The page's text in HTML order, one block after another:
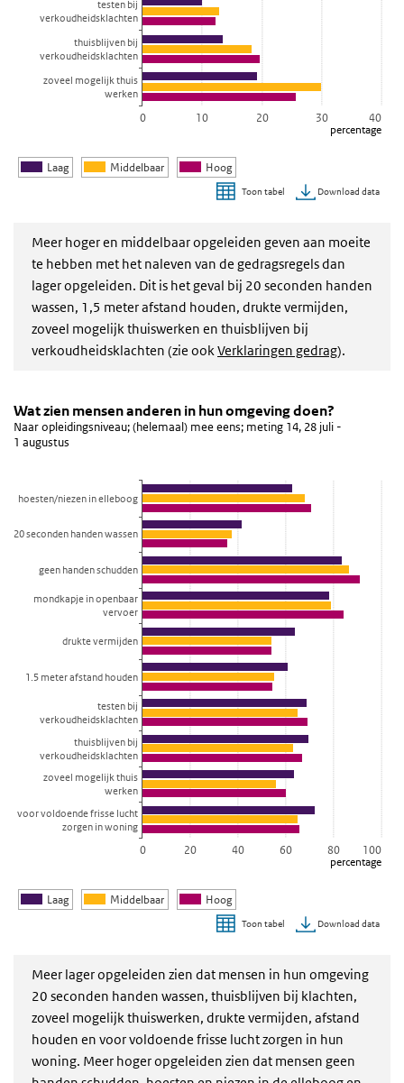
percentage
Laag Middelbaar Hoog
0 10 20 30 40
testen bij
verkoudheidsklachten
thuisblijven bij
verkoudheidsklachten
zoveel mogelijk thuis
werken
Toon tabel Download data
Meer hoger en middelbaar opgeleiden geven aan moeite
te hebben met het naleven van de gedragsregels dan
lager opgeleiden. Dit is het geval bij 20 seconden handen
wassen, 1,5 meter afstand houden, drukte vermijden,
zoveel mogelijk thuiswerken en thuisblijven bij
verkoudheidsklachten (zie ookVerklaringen gedrag).
Andere omgeving naar opleiding
Sla de grafiek 'Wat zien mensen anderen in hun omgeving
Wat zien mensen anderen in hun omgeving doen?
Staaf grafiek met 3 reeksen.
Bekijk als data tabel.
De grafiek heeft 1 X-as die categories weergeeft.
De grafiek heeft 1 Y-as die percentage weergeeft.
percentage
Wat zien mensen anderen in hun omgeving doen?
Naar opleidingsniveau; (helemaal) mee eens; meting 14, 28 juli -
1 augustus
Laag Middelbaar Hoog
0 20 40 60 80 100
hoesten/niezen in elleboog
20 seconden handen wassen
geen handen schudden
mondkapje in openbaar
vervoer
drukte vermijden
1.5 meter afstand houden
testen bij
verkoudheidsklachten
thuisblijven bij
verkoudheidsklachten
zoveel mogelijk thuis
werken
voor voldoende frisse lucht
zorgen in woning
Toon tabel Download data
Meer lager opgeleiden zien dat mensen in hun omgeving
20 seconden handen wassen, thuisblijven bij klachten,
zoveel mogelijk thuiswerken, drukte vermijden, afstand
houden en voor voldoende frisse lucht zorgen in hun
woning. Meer hoger opgeleiden zien dat mensen geen